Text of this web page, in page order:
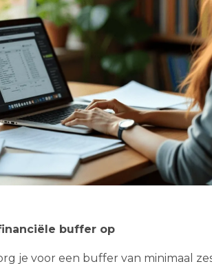
buffer op
je voor een buffer van minimaal